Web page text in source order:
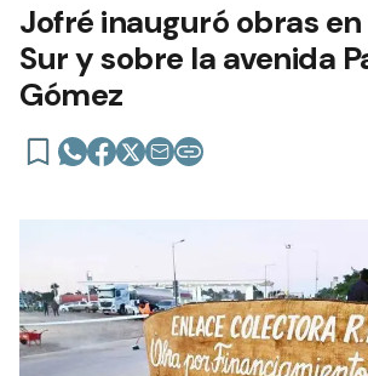
Jofré inauguró obras
Sur y sobre la avenida
Gómez